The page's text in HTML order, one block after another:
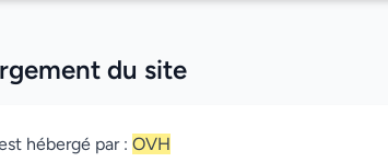
du site
hébergé par : OVH